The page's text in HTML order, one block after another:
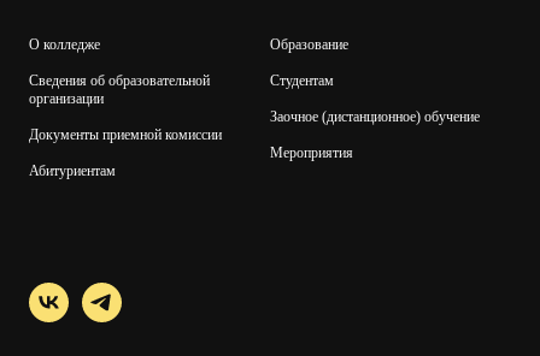
О колледже
Сведения об образовательной
организации
Документы приемной комиссии
Абитуриентам
Образование
Студентам
Заочное (дистанционное) обучение
Мероприятия